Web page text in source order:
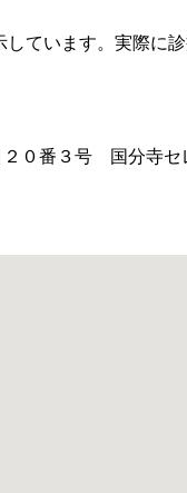
ています。実際に
０番３号 国分寺セ